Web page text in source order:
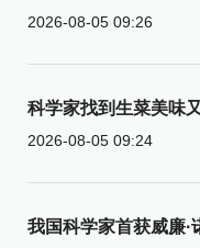
2026-08-05 09:26
科学家找到生菜美味
2026-08-05 09:24
我国科学家首获威廉·